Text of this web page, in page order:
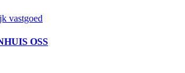
vastgoed
OSS